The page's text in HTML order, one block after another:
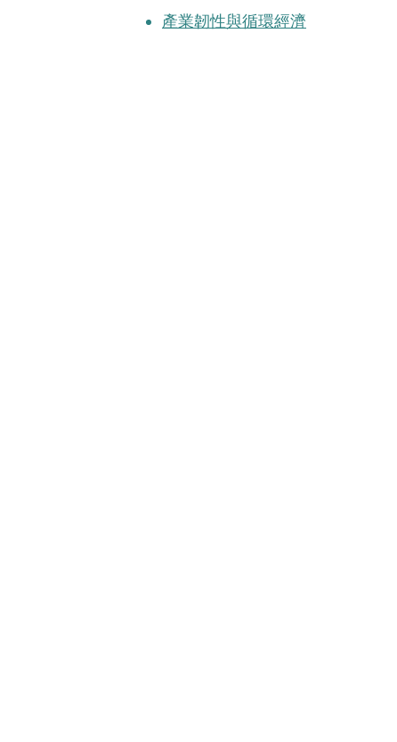
產業韌性與循環經濟